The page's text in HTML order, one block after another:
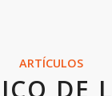
ARTÍCULOS
DE